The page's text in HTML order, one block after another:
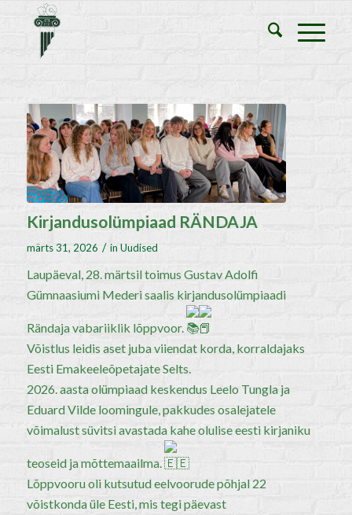
Kirjandusolümpiaad RÄNDAJA
märts 31, 2026 / in Uudised
Laupäeval, 28. märtsil toimus Gustav Adolfi
Gümnaasiumi Mederi saalis kirjandusolümpiaadi
Rändaja vabariiklik lõppvoor.
Võistlus leidis aset juba viiendat korda, korraldajaks
Eesti Emakeeleõpetajate Selts.
2026. aasta olümpiaad keskendus Leelo Tungla ja
Eduard Vilde loomingule, pakkudes osalejatele
võimalust süvitsi avastada kahe olulise eesti kirjaniku
teoseid ja mõttemaailma.
Lõppvooru oli kutsutud eelvoorude põhjal 22
võistkonda üle Eesti, mis tegi päevast